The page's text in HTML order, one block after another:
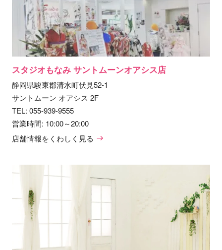
スタジオもなみ サントムーンオアシス店
静岡県駿東郡清水町伏見52-1
サントムーン オアシス 2F
TEL: 055-939-9555
営業時間: 10:00～20:00
店舗情報をくわしく見る